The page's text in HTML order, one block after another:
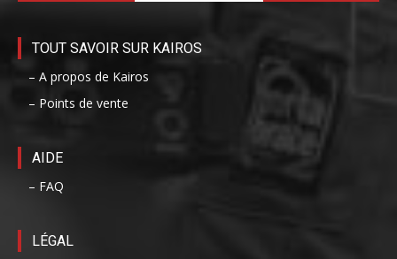
TOUT SAVOIR SUR KAIROS
– A propos de Kairos
– Points de vente
AIDE
– FAQ
LÉGAL